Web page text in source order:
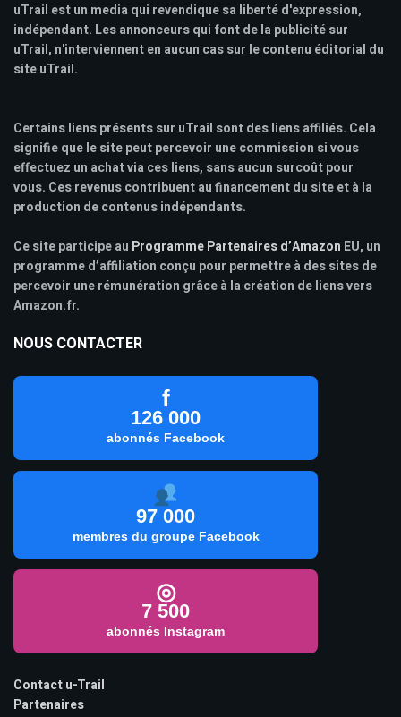
uTrail est un media qui revendique sa liberté d'expression,
indépendant. Les annonceurs qui font de la publicité sur
uTrail, n'interviennent en aucun cas sur le contenu éditorial du
site uTrail.
Certains liens présents sur uTrail sont des liens affiliés. Cela
signifie que le site peut percevoir une commission si vous
effectuez un achat via ces liens, sans aucun surcoût pour
vous. Ces revenus contribuent au financement du site et à la
production de contenus indépendants.
Ce site participe au Programme Partenaires d’Amazon EU, un
programme d’affiliation conçu pour permettre à des sites de
percevoir une rémunération grâce à la création de liens vers
Amazon.fr.
NOUS CONTACTER
f
126 000
abonnés Facebook
97 000
membres du groupe Facebook
◎
7 500
abonnés Instagram
Contact u-Trail
Partenaires